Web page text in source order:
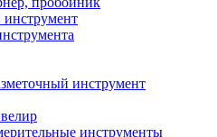
инструмент
инструменты